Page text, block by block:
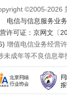
©2005-2026
电信与信息服务业
许可证：京网文〔
增值电信业务经营
成年等不良信息